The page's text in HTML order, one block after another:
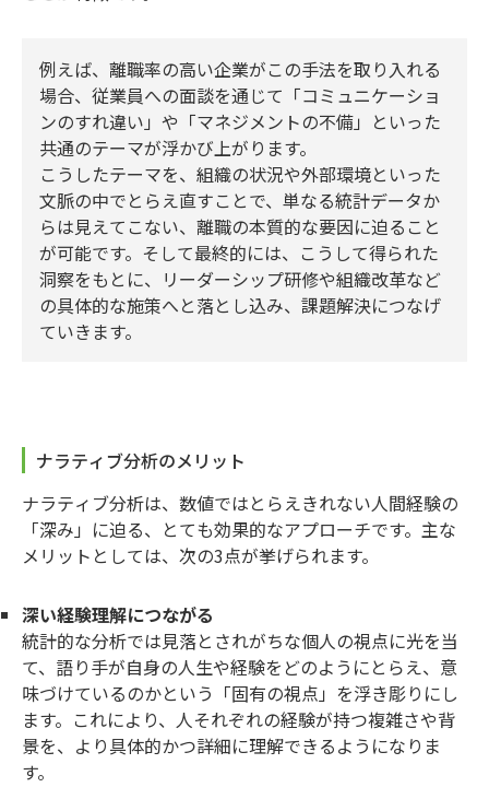
例えば、離職率の高い企業がこの手法を取り入れる
場合、従業員への面談を通じて「コミュニケーショ
ンのすれ違い」や「マネジメントの不備」といった
共通のテーマが浮かび上がります。
こうしたテーマを、組織の状況や外部環境といった
文脈の中でとらえ直すことで、単なる統計データか
らは見えてこない、離職の本質的な要因に迫ること
が可能です。そして最終的には、こうして得られた
洞察をもとに、リーダーシップ研修や組織改革など
の具体的な施策へと落とし込み、課題解決につなげ
ていきます。
ナラティブ分析のメリット
ナラティブ分析は、数値ではとらえきれない人間経験の
「深み」に迫る、とても効果的なアプローチです。主な
メリットとしては、次の3点が挙げられます。
深い経験理解につながる
統計的な分析では見落とされがちな個人の視点に光を当
て、語り手が自身の人生や経験をどのようにとらえ、意
味づけているのかという「固有の視点」を浮き彫りにし
ます。これにより、人それぞれの経験が持つ複雑さや背
景を、より具体的かつ詳細に理解できるようになりま
す。